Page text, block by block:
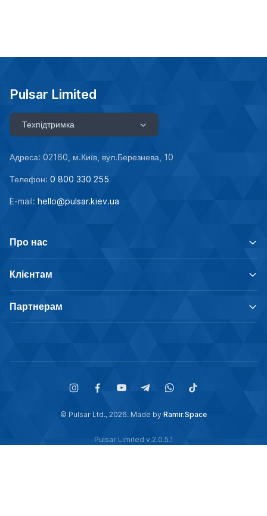
Pulsar Limited
Техпідтримка
Адреса: 02160, м.Київ, вул.Березнева, 10
Телефон: 0 800 330 255
E-mail: hello@pulsar.kiev.ua
Про нас
Клієнтам
Партнерам
© Pulsar Ltd., 2026. Made by Ramir.Space
Pulsar Limited v.2.0.5.1